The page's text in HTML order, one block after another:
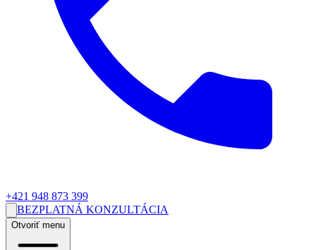
+421 948 873 399
BEZPLATNÁ KONZULTÁCIA
Otvoriť menu